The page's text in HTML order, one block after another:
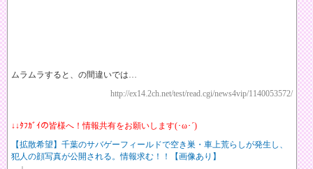
ムラムラすると、の間違いでは…
http://ex14.2ch.net/test/read.cgi/news4vip/1140053572/
↓↓ﾀﾌｶﾞｲの皆様へ！情報共有をお願いします(･ω･´)
【拡散希望】千葉のサバゲーフィールドで空き巣・車上荒らしが発生し、
犯人の顔写真が公開される。情報求む！！【画像あり】